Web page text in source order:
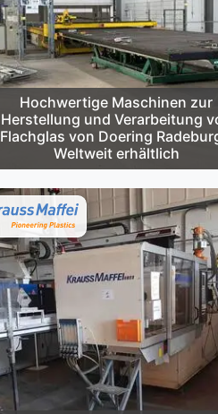
Hochwertige Maschinen zur
Herstellung und Verarbeitung
Flachglas von Doering
Weltweit erhältlich